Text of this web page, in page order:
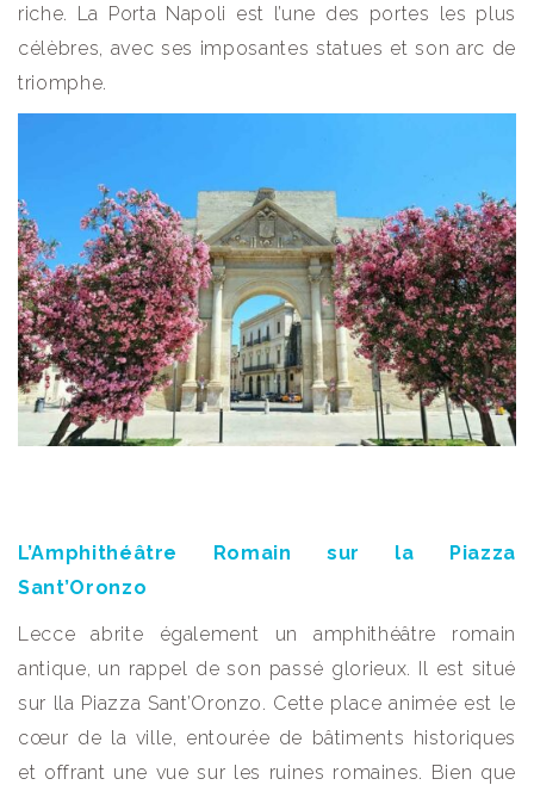
riche. La Porta Napoli est l’une des portes les plus
célèbres, avec ses imposantes statues et son arc de
triomphe.
L’Amphithéâtre Romain sur la Piazza
Sant’Oronzo
Lecce abrite également un amphithéâtre romain
antique, un rappel de son passé glorieux. Il est situé
sur lla Piazza Sant’Oronzo. Cette place animée est le
cœur de la ville, entourée de bâtiments historiques
et offrant une vue sur les ruines romaines. Bien que